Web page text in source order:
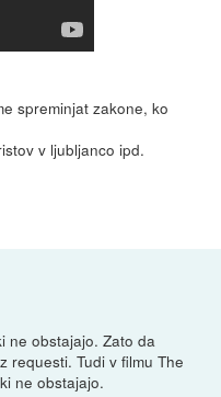
spreminjat zakone, ko
v ljubljanco ipd.
ne obstajajo. Zato da
requesti. Tudi v filmu The
ne obstajajo.